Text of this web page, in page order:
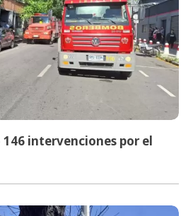
intervenciones por el